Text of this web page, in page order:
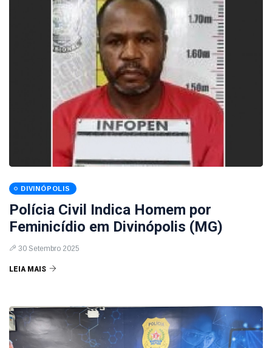
DIVINÓPOLIS
Polícia Civil Indica Homem por
Feminicídio em Divinópolis (MG)
30 Setembro 2025
LEIA MAIS